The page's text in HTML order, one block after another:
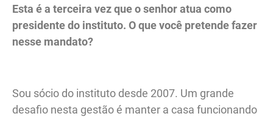
Esta é a terceira vez que o senhor atua como
presidente do instituto. O que você pretende fazer
nesse mandato?
Sou sócio do instituto desde 2007. Um grande
desafio nesta gestão é manter a casa funcionando